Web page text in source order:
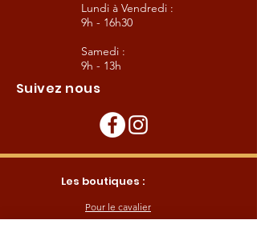
Lundi à Vendredi :
9h - 16h30
Samedi :
9h - 13h
Suivez nous
Les boutiques :
Pour le cavalier